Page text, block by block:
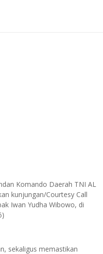
Komando Daerah TNI AL
kunjungan/Courtesy Call
Iwan Yudha Wibowo, di
sekaligus memastikan